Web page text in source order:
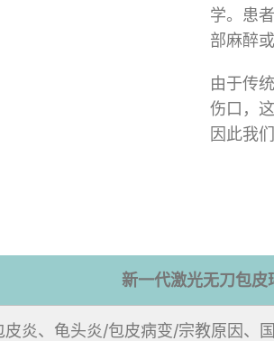
学。患
部麻醉
由于传
伤口，
因此我
新一代激光无刀包皮
炎、龟头炎/包皮病变/宗教原因、